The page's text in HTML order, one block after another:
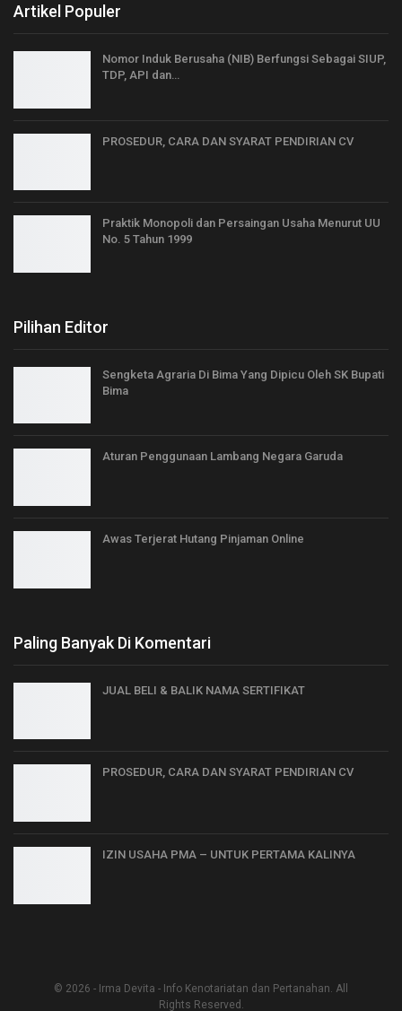
Artikel Populer
Nomor Induk Berusaha (NIB) Berfungsi Sebagai SIUP,
TDP, API dan…
PROSEDUR, CARA DAN SYARAT PENDIRIAN CV
Praktik Monopoli dan Persaingan Usaha Menurut UU
No. 5 Tahun 1999
Pilihan Editor
Sengketa Agraria Di Bima Yang Dipicu Oleh SK Bupati
Bima
Aturan Penggunaan Lambang Negara Garuda
Awas Terjerat Hutang Pinjaman Online
Paling Banyak Di Komentari
JUAL BELI & BALIK NAMA SERTIFIKAT
PROSEDUR, CARA DAN SYARAT PENDIRIAN CV
IZIN USAHA PMA – UNTUK PERTAMA KALINYA
© 2026 - Irma Devita - Info Kenotariatan dan Pertanahan. All
Rights Reserved.